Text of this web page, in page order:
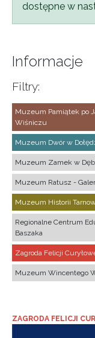
dostępne w
Informacje
Filtry:
Muzeum Pamiątek po
Wiśniczu
Muzeum Dwór w
Muzeum Zamek w
Muzeum Ratusz -
Muzeum Historii
Regionalne Centrum
Baszaka
Zagroda Felicji
Muzeum Wincentego
ZAGRODA FELICJI